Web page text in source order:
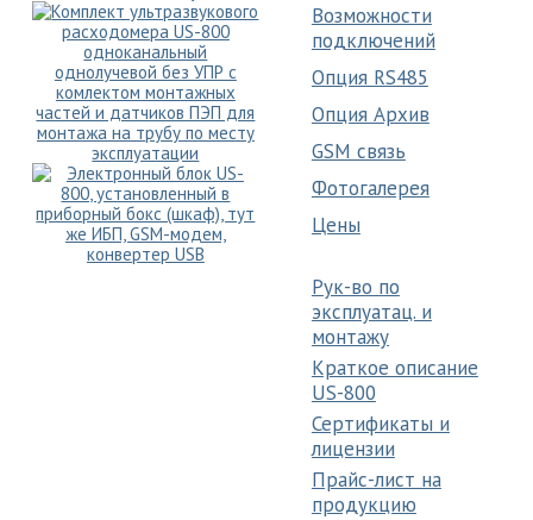
Возможности
подключений
Опция RS485
Опция Архив
GSM связь
Фотогалерея
Цены
Рук-во по
эксплуатац. и
монтажу
Краткое описание
US-800
Сертификаты и
лицензии
Прайс-лист на
продукцию